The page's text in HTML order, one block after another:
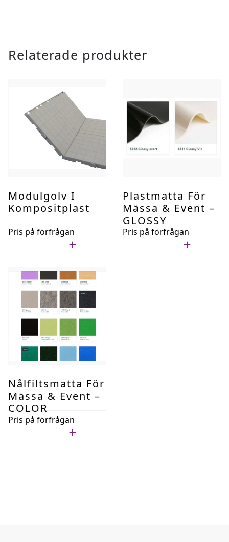
WOOD
Relaterade produkter
Modulgolv I
Kompositplast
Pris på förfrågan
Plastmatta För
Mässa & Event –
GLOSSY
Pris på förfrågan
Nålfiltsmatta För
Mässa & Event –
COLOR
Pris på förfrågan